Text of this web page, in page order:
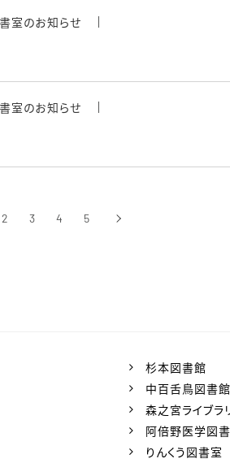
室のお知らせ
室のお知らせ
2 3 4 5 ›次へ
杉本図書館
中百舌鳥図書館
森之宮ライブラ
阿倍野医学図
りんくう図書室